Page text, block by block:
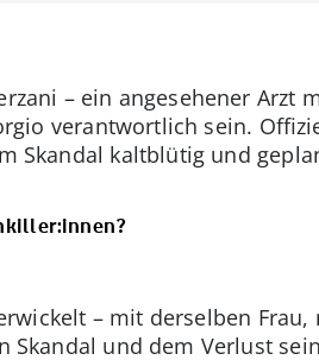
– ein angesehener Arzt
verantwortlich sein.
Skandal kaltblütig und
– mit derselben
und dem Verlust